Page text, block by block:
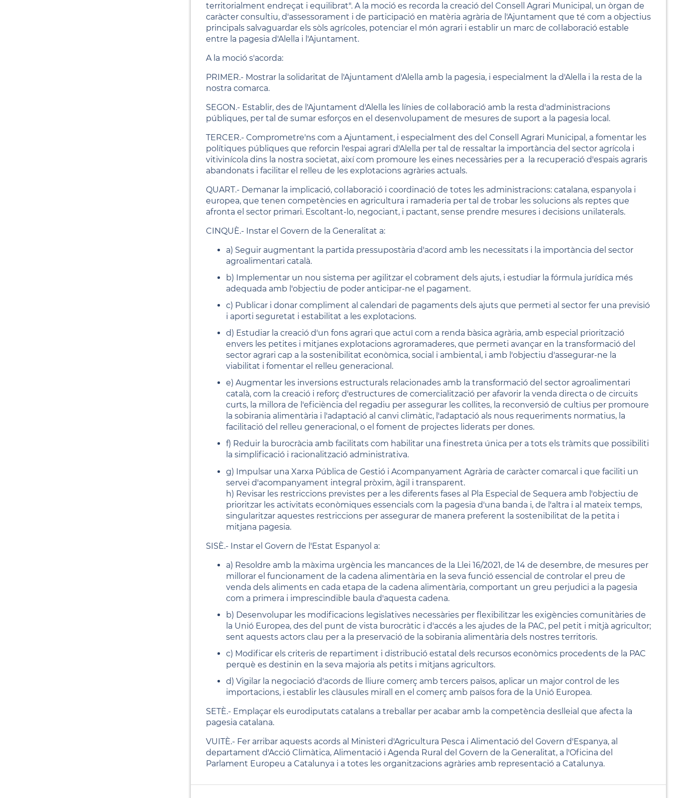
territorialment endreçat i equilibrat". A la moció es recorda la creació del Consell Agrari Municipal, un òrgan de
caràcter consultiu, d'assessorament i de participació en matèria agrària de l'Ajuntament que té com a objectius
principals salvaguardar els sòls agrícoles, potenciar el món agrari i establir un marc de col·laboració estable
entre la pagesia d'Alella i l'Ajuntament.
A la moció s'acorda:
PRIMER.- Mostrar la solidaritat de l'Ajuntament d'Alella amb la pagesia, i especialment la d'Alella i la resta de la
nostra comarca.
SEGON.- Establir, des de l'Ajuntament d'Alella les línies de col·laboració amb la resta d'administracions
públiques, per tal de sumar esforços en el desenvolupament de mesures de suport a la pagesia local.
TERCER.- Comprometre'ns com a Ajuntament, i especialment des del Consell Agrari Municipal, a fomentar les
polítiques públiques que reforcin l'espai agrari d'Alella per tal de ressaltar la importància del sector agrícola i
vitivinícola dins la nostra societat, així com promoure les eines necessàries per a la recuperació d'espais agraris
abandonats i facilitar el relleu de les explotacions agràries actuals.
QUART.- Demanar la implicació, col·laboració i coordinació de totes les administracions: catalana, espanyola i
europea, que tenen competències en agricultura i ramaderia per tal de trobar les solucions als reptes que
afronta el sector primari. Escoltant-lo, negociant, i pactant, sense prendre mesures i decisions unilaterals.
CINQUÈ.- Instar el Govern de la Generalitat a:
a) Seguir augmentant la partida pressupostària d'acord amb les necessitats i la importància del sector
agroalimentari català.
b) Implementar un nou sistema per agilitzar el cobrament dels ajuts, i estudiar la fórmula jurídica més
adequada amb l'objectiu de poder anticipar-ne el pagament.
c) Publicar i donar compliment al calendari de pagaments dels ajuts que permeti al sector fer una previsió
i aporti seguretat i estabilitat a les explotacions.
d) Estudiar la creació d'un fons agrari que actuï com a renda bàsica agrària, amb especial priorització
envers les petites i mitjanes explotacions agroramaderes, que permeti avançar en la transformació del
sector agrari cap a la sostenibilitat econòmica, social i ambiental, i amb l'objectiu d'assegurar-ne la
viabilitat i fomentar el relleu generacional.
e) Augmentar les inversions estructurals relacionades amb la transformació del sector agroalimentari
català, com la creació i reforç d'estructures de comercialització per afavorir la venda directa o de circuits
curts, la millora de l'eficiència del regadiu per assegurar les collites, la reconversió de cultius per promoure
la sobirania alimentària i l'adaptació al canvi climàtic, l'adaptació als nous requeriments normatius, la
facilitació del relleu generacional, o el foment de projectes liderats per dones.
f) Reduir la burocràcia amb facilitats com habilitar una finestreta única per a tots els tràmits que possibiliti
la simplificació i racionalització administrativa.
g) Impulsar una Xarxa Pública de Gestió i Acompanyament Agrària de caràcter comarcal i que faciliti un
servei d'acompanyament integral pròxim, àgil i transparent.
h) Revisar les restriccions previstes per a les diferents fases al Pla Especial de Sequera amb l'objectiu de
prioritzar les activitats econòmiques essencials com la pagesia d'una banda i, de l'altra i al mateix temps,
singularitzar aquestes restriccions per assegurar de manera preferent la sostenibilitat de la petita i
mitjana pagesia.
SISÈ.- Instar el Govern de l'Estat Espanyol a:
a) Resoldre amb la màxima urgència les mancances de la Llei 16/2021, de 14 de desembre, de mesures per
millorar el funcionament de la cadena alimentària en la seva funció essencial de controlar el preu de
venda dels aliments en cada etapa de la cadena alimentària, comportant un greu perjudici a la pagesia
com a primera i imprescindible baula d'aquesta cadena.
b) Desenvolupar les modificacions legislatives necessàries per flexibilitzar les exigències comunitàries de
la Unió Europea, des del punt de vista burocràtic i d'accés a les ajudes de la PAC, pel petit i mitjà agricultor;
sent aquests actors clau per a la preservació de la sobirania alimentària dels nostres territoris.
c) Modificar els criteris de repartiment i distribució estatal dels recursos econòmics procedents de la PAC
perquè es destinin en la seva majoria als petits i mitjans agricultors.
d) Vigilar la negociació d'acords de lliure comerç amb tercers països, aplicar un major control de les
importacions, i establir les clàusules mirall en el comerç amb països fora de la Unió Europea.
SETÈ.- Emplaçar els eurodiputats catalans a treballar per acabar amb la competència deslleial que afecta la
pagesia catalana.
VUITÈ.- Fer arribar aquests acords al Ministeri d'Agricultura Pesca i Alimentació del Govern d'Espanya, al
departament d'Acció Climàtica, Alimentació i Agenda Rural del Govern de la Generalitat, a l'Oficina del
Parlament Europeu a Catalunya i a totes les organitzacions agràries amb representació a Catalunya.